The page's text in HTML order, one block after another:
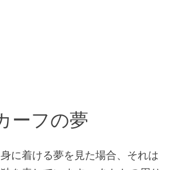
ーフの夢
に着ける夢を見た場合、それは